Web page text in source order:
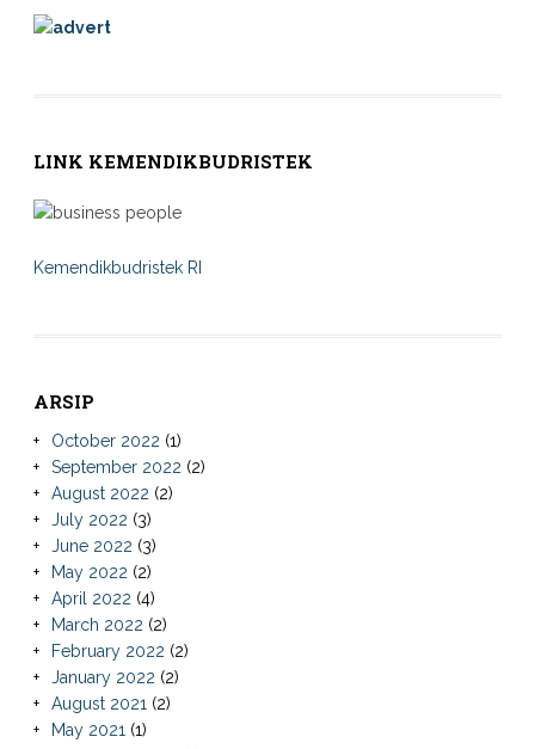
LINK KEMENDIKBUDRISTEK
Kemendikbudristek RI
ARSIP
October 2022(1)
September 2022(2)
August 2022(2)
July 2022(3)
June 2022(3)
May 2022(2)
April 2022(4)
March 2022(2)
February 2022(2)
January 2022(2)
August 2021(2)
May 2021(1)